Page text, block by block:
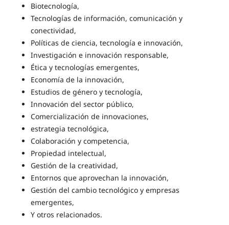
Biotecnología,
Tecnologías de información, comunicación y
conectividad,
Políticas de ciencia, tecnología e innovación,
Investigación e innovación responsable,
Ética y tecnologías emergentes,
Economía de la innovación,
Estudios de género y tecnología,
Innovación del sector público,
Comercialización de innovaciones,
estrategia tecnológica,
Colaboración y competencia,
Propiedad intelectual,
Gestión de la creatividad,
Entornos que aprovechan la innovación,
Gestión del cambio tecnológico y empresas
emergentes,
Y otros relacionados.